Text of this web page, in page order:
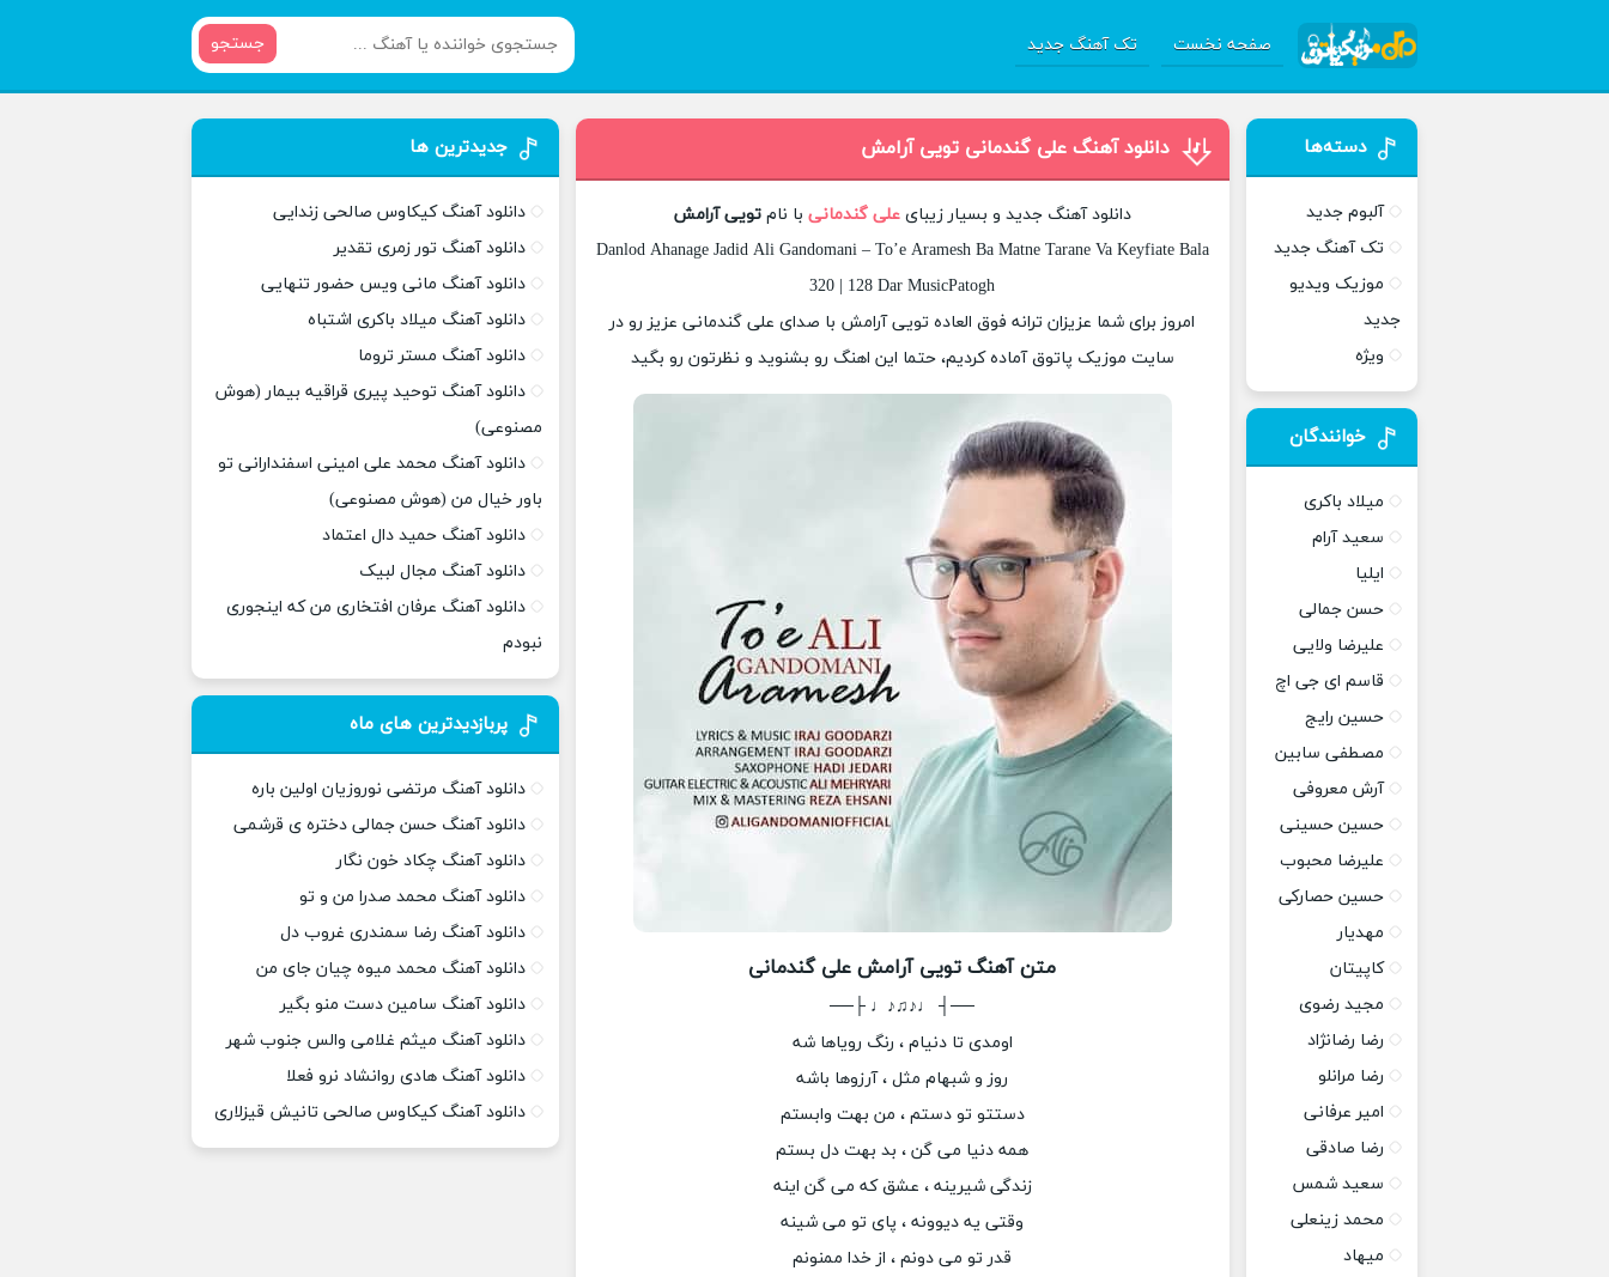
صفحه نخست تک آهنگ جدید جستجو
دانلود آهنگ علی گندمانی تویی آرامش
دانلود آهنگ جدید و بسیار زیبای علی گندمانیبا نام تویی آرامش
Danlod Ahanage Jadid Ali Gandomani – To’e Aramesh Ba Matne Tarane Va Keyfiate Bala
320 | 128 Dar MusicPatogh
امروز برای شما عزیزان ترانه فوق العاده تویی آرامش با صدای علی گندمانی عزیز رو در
سایت موزیک پاتوق آماده کردیم، حتما این اهنگ رو بشنوید و نظرتون رو بگید
متن آهنگ تویی آرامش علی گندمانی
──┤ ♩♪♫♪♩ ├──
اومدی تا دنیام ، رنگ رویاها شه
روز و شبهام مثل ، آرزوها باشه
دستتو تو دستم ، من بهت وابستم
همه دنیا می گن ، بد بهت دل بستم
زندگی شیرینه ، عشق که می‌ گن اینه
وقتی یه دیوونه ، پای تو می شینه
قدر تو می دونم ، از خدا ممنونم
دسته‌ها
آلبوم جدید
تک آهنگ جدید
موزیک ویدیو
جدید
ویژه
خوانندگان
میلاد باکری
سعید آرام
ایلیا
حسن جمالی
علیرضا ولایی
قاسم ای جی اچ
حسین رایج
مصطفی سابین
آرش معروفی
حسین حسینی
علیرضا محبوب
حسین حصارکی
مهدیار
کاپیتان
مجید رضوی
رضا رضانژاد
رضا مرانلو
امیر عرفانی
رضا صادقی
سعید شمس
محمد زینعلی
میهاد
جدیدترین ها
دانلود آهنگ کیکاوس صالحی زندایی
دانلود آهنگ تور زمری تقدیر
دانلود آهنگ مانی ویس حضور تنهایی
دانلود آهنگ میلاد باکری اشتباه
دانلود آهنگ مستر تروما
دانلود آهنگ توحید پیری قراقیه بیمار (هوش
مصنوعی)
دانلود آهنگ محمد علی امینی اسفندارانی تو
باور خیال من (هوش مصنوعی)
دانلود آهنگ حمید دال اعتماد
دانلود آهنگ مجال لبیک
دانلود آهنگ عرفان افتخاری من که اینجوری
نبودم
پربازدیدترین های ماه
دانلود آهنگ مرتضی نوروزیان اولین باره
دانلود آهنگ حسن جمالی دختره ی قرشمی
دانلود آهنگ چکاد خون نگار
دانلود آهنگ محمد صدرا من و تو
دانلود آهنگ رضا سمندری غروب دل
دانلود آهنگ محمد میوه چیان جای من
دانلود آهنگ سامین دست منو بگیر
دانلود آهنگ میثم غلامی والس جنوب شهر
دانلود آهنگ هادی روانشاد نرو فعلا
دانلود آهنگ کیکاوس صالحی تانیش قیزلاری